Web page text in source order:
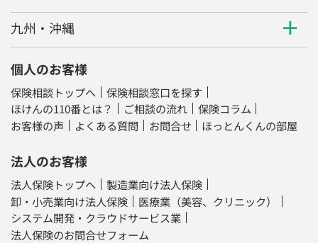
九州・沖縄
個人のお客様
保険相談トップへ
保険相談窓口を探す
ほけんの110番とは？
ご相談の流れ
保険コラム
お客様の声
よくある質問 お問合せ ほっとんくんの部屋
法人のお客様
法人保険トップへ
製造業向け法人保険
卸・小売業向け法人保険
医療業（美容、クリニック）
システム開発・クラウドサービス業
法人保険のお問合せフォーム